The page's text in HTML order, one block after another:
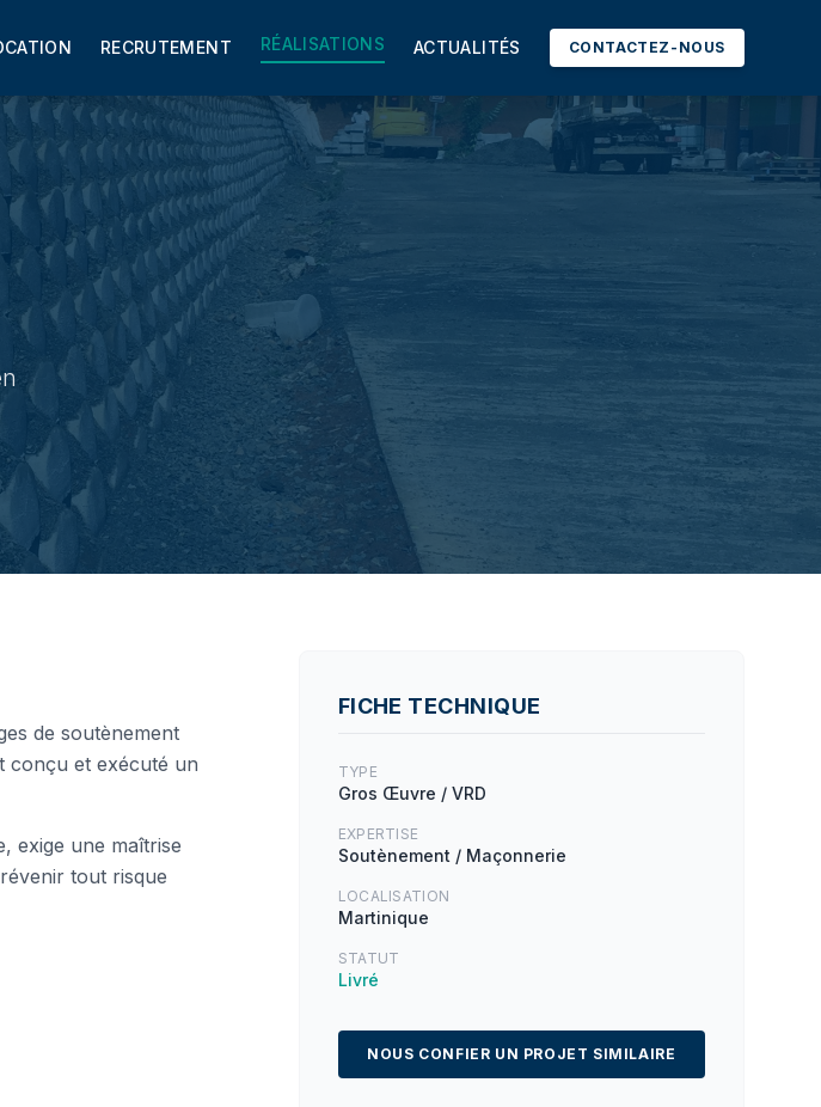
RECRUTEMENT RÉALISATIONS ACTUALITÉS CONTACTEZ-NOUS
de soutènement
conçu et exécuté un
exige une maîtrise
tout risque
FICHE TECHNIQUE
TYPE
Gros Œuvre / VRD
EXPERTISE
Soutènement / Maçonnerie
LOCALISATION
Martinique
STATUT
Livré
NOUS CONFIER UN PROJET SIMILAIRE